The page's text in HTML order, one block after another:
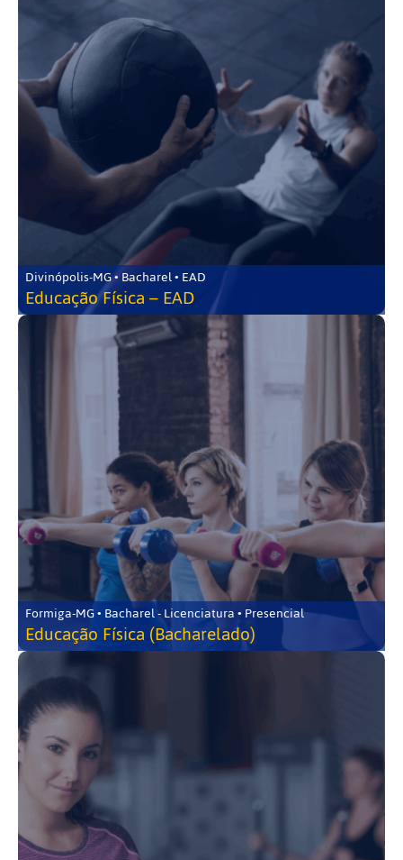
Divinópolis-MG • Bacharel • EAD
Educação Física – EAD
Formiga-MG • Bacharel - Licenciatura • Presencial
Educação Física (Bacharelado)